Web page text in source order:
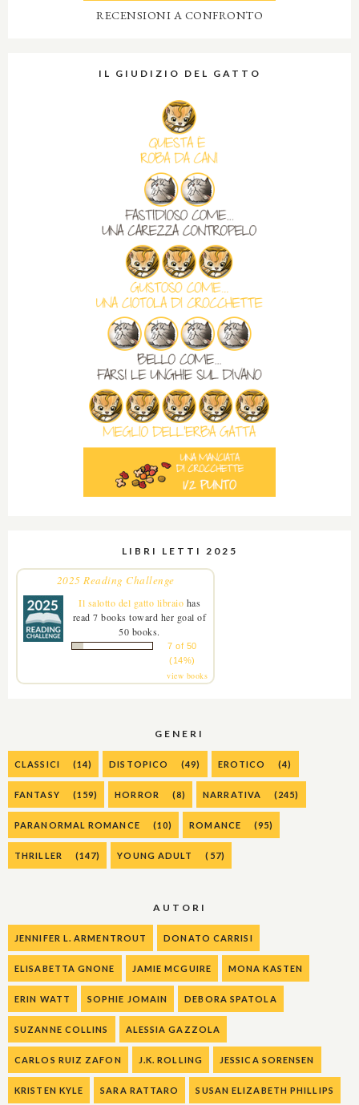
RECENSIONI A CONFRONTO
IL GIUDIZIO DEL GATTO
LIBRI LETTI 2025
2025 Reading Challenge
Il salotto del gatto libraio has
read 7 books toward her goal of
50 books.
7 of 50
(14%)
view books
GENERI
CLASSICI (14) DISTOPICO (49) EROTICO (4)
FANTASY (159) HORROR (8) NARRATIVA (245)
PARANORMAL ROMANCE (10) ROMANCE (95)
THRILLER (147) YOUNG ADULT (57)
AUTORI
JENNIFER L. ARMENTROUT DONATO CARRISI
ELISABETTA GNONE JAMIE MCGUIRE MONA KASTEN
ERIN WATT SOPHIE JOMAIN DEBORA SPATOLA
SUZANNE COLLINS ALESSIA GAZZOLA
CARLOS RUIZ ZAFON J.K. ROLLING JESSICA SORENSEN
KRISTEN KYLE SARA RATTARO SUSAN ELIZABETH PHILLIPS